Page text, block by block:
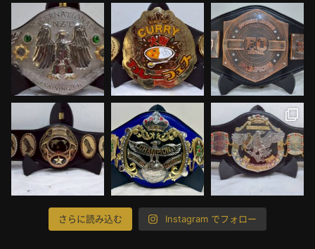
さらに読み込む Instagram でフォロー